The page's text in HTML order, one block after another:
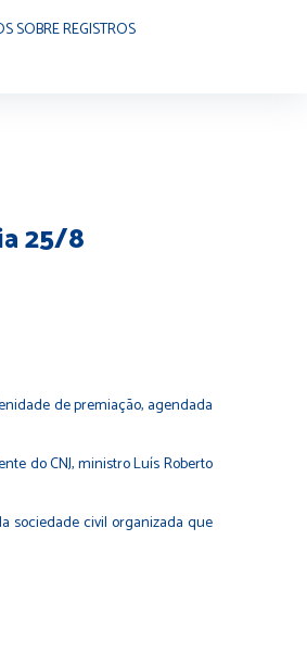
SOBRE REGISTROS
25/8
de premiação, agendada
do CNJ, ministro Luís Roberto
sociedade civil organizada que